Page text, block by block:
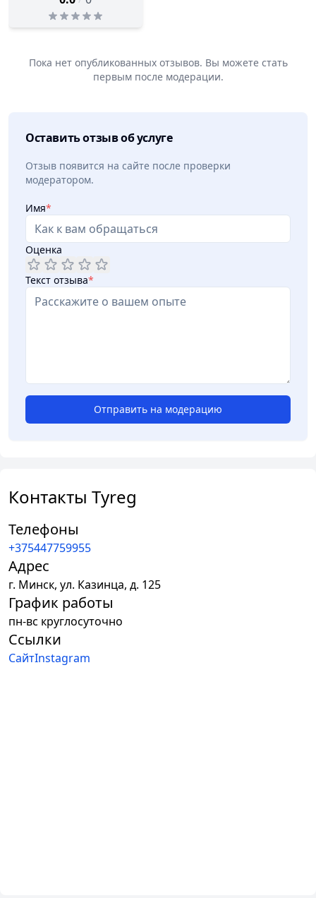
Пока нет опубликованных отзывов. Вы можете стать
первым после модерации.
Оставить отзыв об услуге
Отзыв появится на сайте после проверки
модератором.
Имя*
Оценка
Текст отзыва*
Отправить на модерацию
Контакты Tyreg
Телефоны
+375447759955
Адрес
г. Минск, ул. Казинца, д. 125
График работы
пн-вс круглосуточно
Ссылки
СайтInstagram